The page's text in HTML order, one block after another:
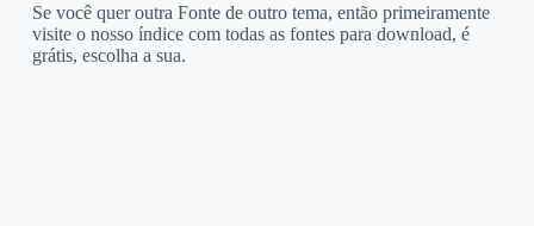
Se você quer outra Fonte de outro tema, então primeiramente
visite o nosso índice com todas as fontes para download, é
grátis, escolha a sua.